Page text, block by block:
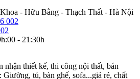
- Hữu Bằng - Thạch Thất - Hà Nội
002
- 21:30h
thiết kế, thi công nội thất, bán
tủ, bàn ghế, sofa...giá rẻ, chất